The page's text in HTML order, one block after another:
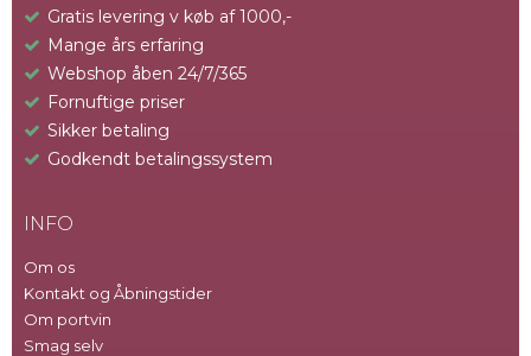
Gratis levering v køb af 1000,-
Mange års erfaring
Webshop åben 24/7/365
Fornuftige priser
Sikker betaling
Godkendt betalingssystem
INFO
Om os
Kontakt og Åbningstider
Om portvin
Smag selv